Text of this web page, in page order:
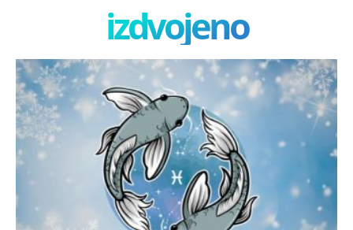
izdvojeno